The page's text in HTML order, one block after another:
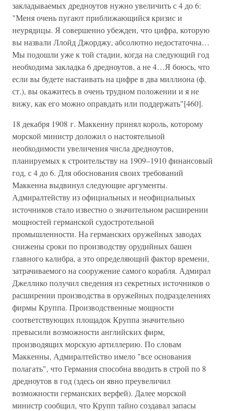
закладываемых дредноутов нужно увеличить с 4 до 6:
"Меня очень пугают приближающийся кризис и
неурядицы. Я совершенно убежден, что цифра, которую
вы назвали Ллойд Джорджу, абсолютно недостаточна…
Мы подошли уже к той стадии, когда на следующий год
необходима закладка 6 дредноутов, а не 4…Я боюсь, что
если вы будете настаивать на цифре в два миллиона (ф.
ст.), вы окажитесь в очень трудном положении и я не
вижу, как его можно оправдать или поддержать"[460].
18 декабря 1908 г. Маккенну принял король, которому
морской министр доложил о настоятельной
необходимости увеличения числа дредноутов,
планируемых к строительству на 1909–1910 финансовый
год, с 4 до 6. Для обоснования своих требований
Маккенна выдвинул следующие аргументы.
Адмиралтейству из официальных и неофициальных
источников стало известно о значительном расширении
мощностей германской судостротельной
промышленности. На германских оружейных заводах
снижены сроки по производству орудийных башен
главного калибра, а это определяющий фактор времени,
затрачиваемого на сооружение самого корабля. Адмирал
Джеллико получил сведения из секретных источников о
расширении производства в оружейных подразделениях
фирмы Круппа. Производственные мощности
соответствующих площадок Круппа значительно
превысили возможности английских фирм,
производящих морскую артиллерию. По словам
Маккенны, Адмиралтейство имело "все основания
полагать", что Германия способна вводить в строй по 8
дредноутов в год (здесь он явно преувеличил
возможности германских верфей). Далее морской
министр сообщил, что Крупп тайно создавал запасы